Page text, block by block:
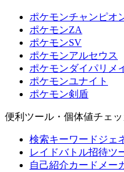
ポケモンチャンピオ
ポケモンZA
ポケモンSV
ポケモンアルセウス
ポケモンダイパリメ
ポケモンユナイト
ポケモン剣盾
便利ツール・個体値チェ
検索キーワードジェ
レイドバトル招待ツ
自己紹介カードメー